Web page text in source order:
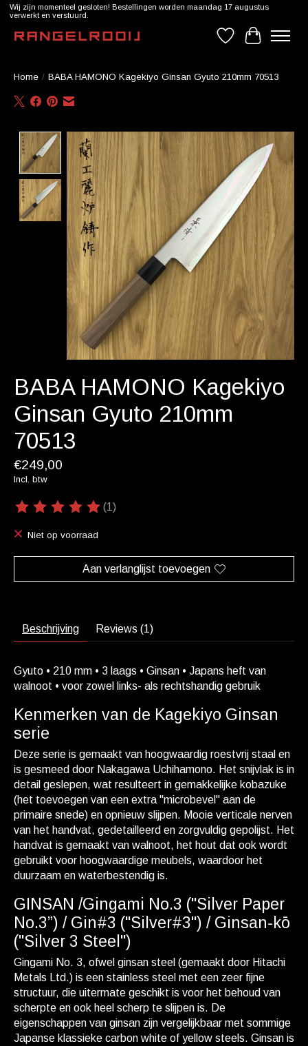
Wij zijn momenteel gesloten! Bestellingen worden maandag 17 augustus
verwerkt en verstuurd.
Verlanglijst
Home / BABA HAMONO Kagekiyo Ginsan Gyuto 210mm 70513
Product image slideshow Items
BABA HAMONO Kagekiyo
Ginsan Gyuto 210mm
70513
€249,00
Incl. btw
De beoordeling van dit product is
(1)
Niet op voorraad
Aan verlanglijst toevoegen
Beschrijving Reviews (1)
Gyuto • 210 mm • 3 laags • Ginsan • Japans heft van
walnoot • voor zowel links- als rechtshandig gebruik
Kenmerken van de Kagekiyo Ginsan
serie
Deze serie is gemaakt van hoogwaardig roestvrij staal en
is gesmeed door Nakagawa Uchihamono. Het snijvlak is in
detail geslepen, wat resulteert in gemakkelijke kobazuke
(het toevoegen van een extra ''microbevel'' aan de
primaire snede) en opnieuw slijpen. Mooie verticale nerven
van het handvat, gedetailleerd en zorgvuldig gepolijst. Het
handvat is gemaakt van walnoot, het hout dat ook wordt
gebruikt voor hoogwaardige meubels, waardoor het
duurzaam en waterbestendig is.
GINSAN /Gingami No.3 ("Silver Paper
No.3”) / Gin#3 ("Silver#3") / Ginsan-kō
("Silver 3 Steel")
Gingami No. 3, ofwel ginsan steel (gemaakt door Hitachi
Metals Ltd.) is een stainless steel met een zeer fijne
structuur, die uitermate geschikt is voor het behoud van
scherpte en ook heel scherp te slijpen is. De
eigenschappen van ginsan zijn vergelijkbaar met sommige
Japanse klassieke carbon white of yellow steels. Ginsan is